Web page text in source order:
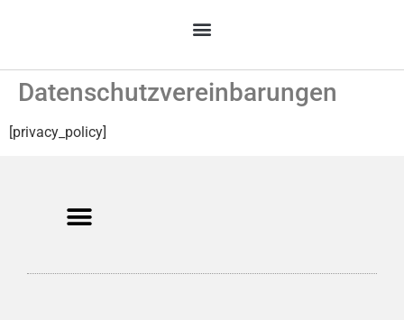
Datenschutzvereinbarungen
[privacy_policy]